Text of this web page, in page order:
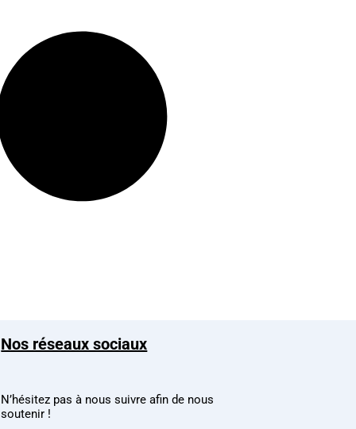
Nos réseaux sociaux
N’hésitez pas à nous suivre afin de nous
soutenir !